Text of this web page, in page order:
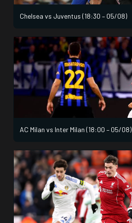
Chelsea vs Juventus (18:30 – 05/08)
AC Milan vs Inter Milan (18:00 – 05/08)